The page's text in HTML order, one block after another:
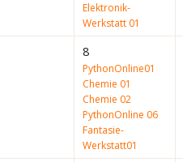
Elektronik-
Werkstatt 01
8
PythonOnline01
Chemie 01
Chemie 02
PythonOnline 06
Fantasie-
Werkstatt01